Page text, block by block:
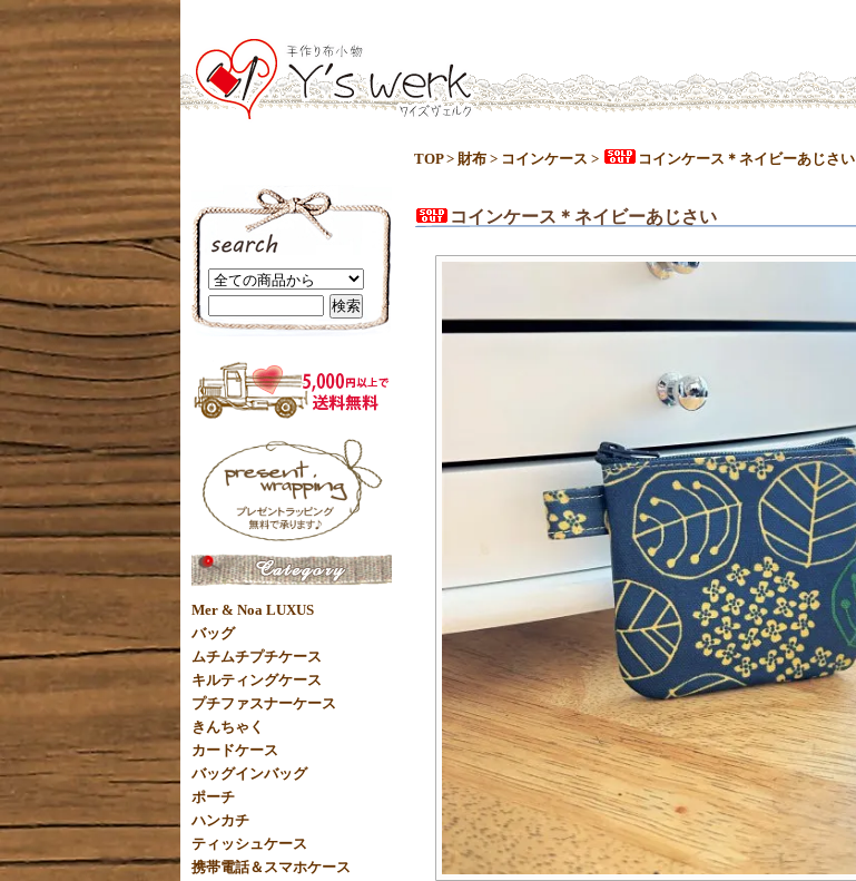
TOP> 財布 > コインケース > コインケース＊ネイビーあじさい
コインケース＊ネイビーあじさい
Mer & Noa LUXUS
バッグ
ムチムチプチケース
キルティングケース
プチファスナーケース
きんちゃく
カードケース
バッグインバッグ
ポーチ
ハンカチ
ティッシュケース
携帯電話＆スマホケース